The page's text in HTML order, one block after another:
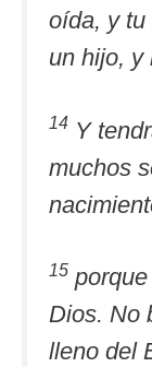
oída, y tu
un hijo, y
14 Y
muchos
15
Dios. No
lleno del